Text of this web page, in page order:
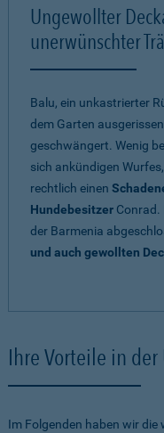
Ungewollter
unerwünschter
Balu, ein unkastrierter
dem Garten
geschwängert. Wenig
sich ankündigen
rechtlich einen
Hundebesitzer Conrad.
der Barmenia
und auch gewollten
Ihre Vorteile in der
Im Folgenden haben wir